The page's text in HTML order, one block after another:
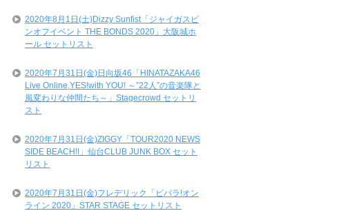
2020年8月1日(土)Dizzy Sunfist「ジャイガスピ
ンオフイベント THE BONDS 2020」大阪城ホ
ール セットリスト
2020年7月31日(金)日向坂46「HINATAZAKA46
Live Online,YES!with YOU! ～”22人”の音楽隊と
風変わりな仲間たち～」Stagecrowd セットリ
スト
2020年7月31日(金)ZIGGY「TOUR2020 NEWS
SIDE BEACH!!」仙台CLUB JUNK BOX セット
リスト
2020年7月31日(金)フレデリック「ビバラ!オン
ライン 2020」STAR STAGE セットリスト